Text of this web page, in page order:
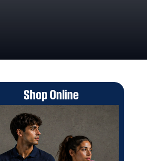
Shop Online